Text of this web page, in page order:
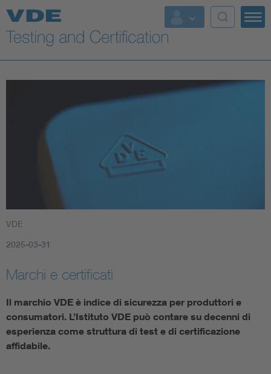
Key Topics
VDE
2025-03-31
Marchi e certificati
Il marchio VDE è indice di sicurezza per produttori e
consumatori. L’Istituto VDE può contare su decenni di
esperienza come struttura di test e di certificazione
affidabile.